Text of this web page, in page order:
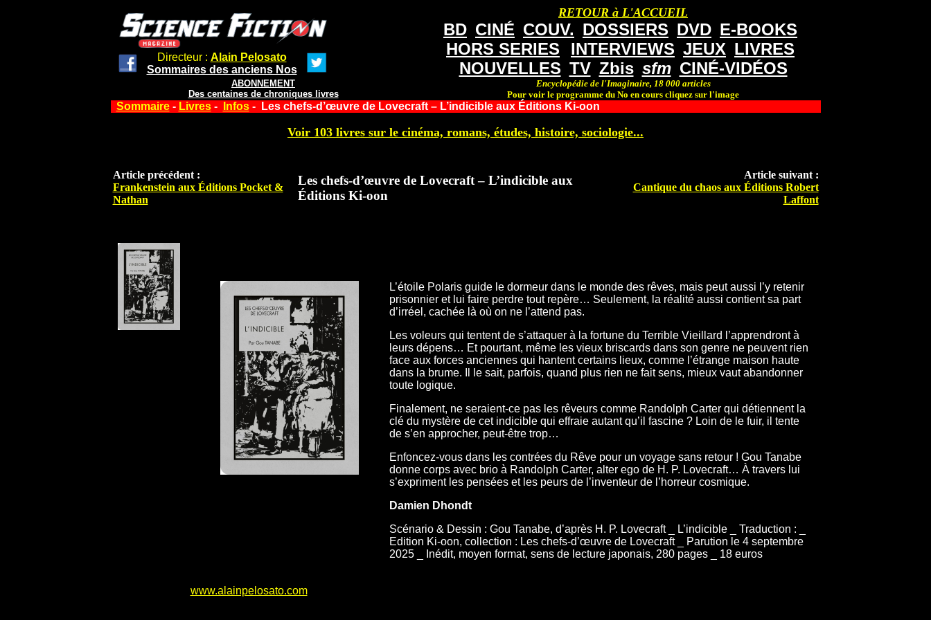
Directeur : Alain Pelosato
Sommaires des anciens Nos
ABONNEMENT
Des centaines de chroniques livres
RETOUR à L'ACCUEIL
BD CINÉ COUV. DOSSIERS DVD E-BOOKS
HORS SERIES
INTERVIEWS JEUX LIVRES
NOUVELLES TV Zbis sfm CINÉ-VIDÉOS
Encyclopédie de l'Imaginaire, 18 000 articles
Pour voir le programme du No en cours cliquez sur l'image
Sommaire- Livres- Infos- Les chefs-d’œuvre de Lovecraft – L’indicible aux Éditions Ki-oon
Voir 103 livres sur le cinéma, romans, études, histoire, sociologie...
Article précédent :
Frankenstein aux Éditions Pocket &
Nathan
Les chefs-d’œuvre de Lovecraft – L’indicible aux
Éditions Ki-oon
Article suivant :
Cantique du chaos aux Éditions Robert
Laffont
L’étoile Polaris guide le dormeur dans le monde des rêves, mais peut aussi l’y retenir
prisonnier et lui faire perdre tout repère… Seulement, la réalité aussi contient sa part
d’irréel, cachée là où on ne l’attend pas.
Les voleurs qui tentent de s’attaquer à la fortune du Terrible Vieillard l’apprendront à
leurs dépens… Et pourtant, même les vieux briscards dans son genre ne peuvent rien
face aux forces anciennes qui hantent certains lieux, comme l’étrange maison haute
dans la brume. Il le sait, parfois, quand plus rien ne fait sens, mieux vaut abandonner
toute logique.
Finalement, ne seraient-ce pas les rêveurs comme Randolph Carter qui détiennent la
clé du mystère de cet indicible qui effraie autant qu’il fascine ? Loin de le fuir, il tente
de s’en approcher, peut-être trop…
Enfoncez-vous dans les contrées du Rêve pour un voyage sans retour ! Gou Tanabe
donne corps avec brio à Randolph Carter, alter ego de H. P. Lovecraft… À travers lui
s’expriment les pensées et les peurs de l’inventeur de l’horreur cosmique.
Damien Dhondt
Scénario & Dessin : Gou Tanabe, d’après H. P. Lovecraft _ L’indicible _ Traduction : _
Edition Ki-oon, collection : Les chefs-d’œuvre de Lovecraft _ Parution le 4 septembre
2025 _ Inédit, moyen format, sens de lecture japonais, 280 pages _ 18 euros
www.alainpelosato.com